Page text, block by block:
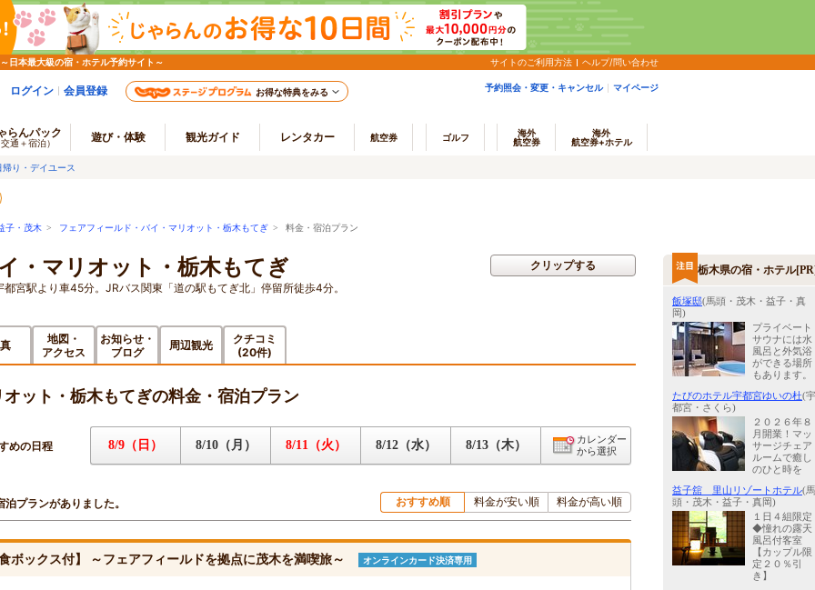
日本最大級の宿・ホテル予約サイト～ サイトのご利用方法 ヘルプ/問い合わせ
ログイン 会員登録 お得な特典をみる 予約照会・変更・キャンセル マイページ
らんパック
通＋宿泊） 遊び・体験 観光ガイド レンタカー 航空券 ゴルフ
海外
航空券
海外
航空券+ホテル
帰り・デイユース
子・茂木 > フェアフィールド・バイ・マリオット・栃木もてぎ > 料金・宿泊プラン
・マリオット・栃木もてぎ
宮駅より車45分。JRバス関東「道の駅もてぎ北」停留所徒歩4分。
クリップする
地図・
アクセス
お知らせ・
ブログ
周辺観光
クチコミ
(20件)
ット・栃木もてぎの料金・宿泊プラン
めの日程 8/9（日） 8/10（月） 8/11（火） 8/12（水） 8/13（木）
カレンダー
から選択
泊プランがありました。 おすすめ順 料金が安い順 料金が高い順
ボックス付】 ～フェアフィールドを拠点に茂木を満喫旅～ オンラインカード決済専用
栃木県の宿・ホテル
飯塚邸(馬頭・茂木・益子・真
岡)
プライベート
サウナには水
風呂と外気浴
ができる場所
もあります。
たびのホテル宇都宮ゆいの杜(宇
都宮・さくら)
２０２６年８
月開業！マッ
サージチェア
ルームで癒し
のひと時を
益子舘 里山リゾートホテル(馬
頭・茂木・益子・真岡)
１日４組限定
◆憧れの露天
風呂付客室
【カップル限
定２０％引
き】